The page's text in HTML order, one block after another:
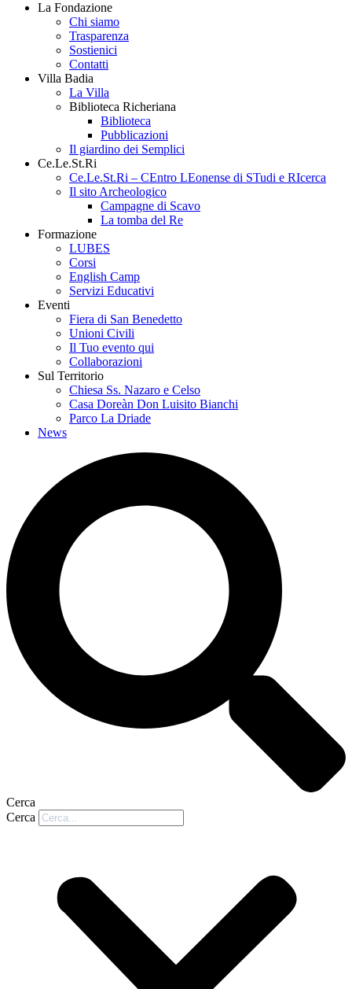
La Fondazione
Chi siamo
Trasparenza
Sostienici
Contatti
Villa Badia
La Villa
Biblioteca Richeriana
Biblioteca
Pubblicazioni
Il giardino dei Semplici
Ce.Le.St.Ri
Ce.Le.St.Ri – CEntro LEonense di STudi e RIcerca
Il sito Archeologico
Campagne di Scavo
La tomba del Re
Formazione
LUBES
Corsi
English Camp
Servizi Educativi
Eventi
Fiera di San Benedetto
Unioni Civili
Il Tuo evento qui
Collaborazioni
Sul Territorio
Chiesa Ss. Nazaro e Celso
Casa Doreàn Don Luisito Bianchi
Parco La Driade
News
Cerca
Cerca